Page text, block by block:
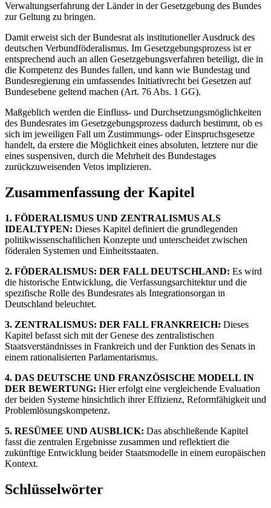
Verwaltungserfahrung der Länder in der Gesetzgebung des Bundes
zur Geltung zu bringen.
Damit erweist sich der Bundesrat als institutioneller Ausdruck des
deutschen Verbundföderalismus. Im Gesetzgebungsprozess ist er
entsprechend auch an allen Gesetzgebungsverfahren beteiligt, die in
die Kompetenz des Bundes fallen, und kann wie Bundestag und
Bundesregierung ein umfassendes Initiativrecht bei Gesetzen auf
Bundesebene geltend machen (Art. 76 Abs. 1 GG).
Maßgeblich werden die Einfluss- und Durchsetzungsmöglichkeiten
des Bundesrates im Gesetzgebungsprozess dadurch bestimmt, ob es
sich im jeweiligen Fall um Zustimmungs- oder Einspruchsgesetze
handelt, da erstere die Möglichkeit eines absoluten, letztere nur die
eines suspensiven, durch die Mehrheit des Bundestages
zurückzuweisenden Vetos implizieren.
Zusammenfassung der Kapitel
1. FÖDERALISMUS UND ZENTRALISMUS ALS
IDEALTYPEN: Dieses Kapitel definiert die grundlegenden
politikwissenschaftlichen Konzepte und unterscheidet zwischen
föderalen Systemen und Einheitsstaaten.
2. FÖDERALISMUS: DER FALL DEUTSCHLAND: Es wird
die historische Entwicklung, die Verfassungsarchitektur und die
spezifische Rolle des Bundesrates als Integrationsorgan in
Deutschland beleuchtet.
3. ZENTRALISMUS: DER FALL FRANKREICH: Dieses
Kapitel befasst sich mit der Genese des zentralistischen
Staatsverständnisses in Frankreich und der Funktion des Senats in
einem rationalisierten Parlamentarismus.
4. DAS DEUTSCHE UND FRANZÖSISCHE MODELL IN
DER BEWERTUNG: Hier erfolgt eine vergleichende Evaluation
der beiden Systeme hinsichtlich ihrer Effizienz, Reformfähigkeit und
Problemlösungskompetenz.
5. RESÜMEE UND AUSBLICK: Das abschließende Kapitel
fasst die zentralen Ergebnisse zusammen und reflektiert die
zukünftige Entwicklung beider Staatsmodelle in einem europäischen
Kontext.
Schlüsselwörter